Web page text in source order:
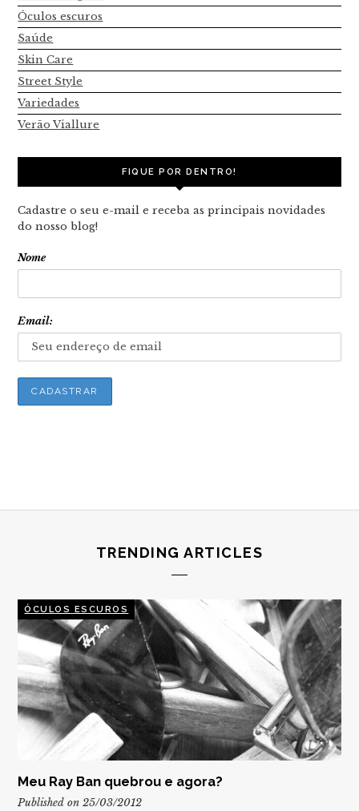
Óculos escuros
Saúde
Skin Care
Street Style
Variedades
Verão Viallure
FIQUE POR DENTRO!
Cadastre o seu e-mail e receba as principais novidades
do nosso blog!
Nome
Email:
TRENDING ARTICLES
ÓCULOS ESCUROS
Meu Ray Ban quebrou e agora?
Published on 25/03/2012